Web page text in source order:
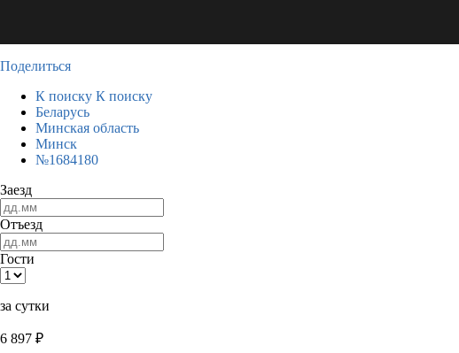
Поделиться
К поиску К поиску
Беларусь
Минская область
Минск
№1684180
Заезд
Отъезд
Гости
за сутки
6 897 ₽